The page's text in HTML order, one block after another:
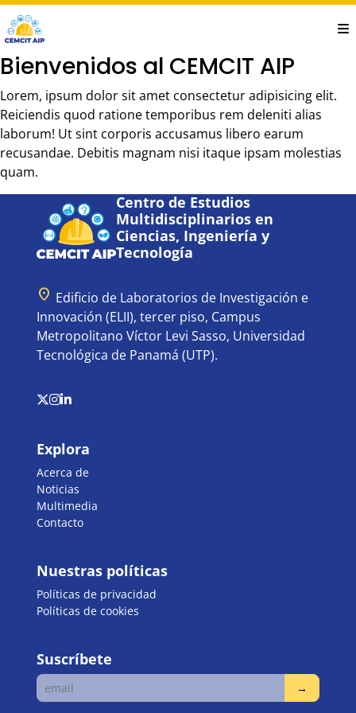
Saltar
al
contenido
principal
Bienvenidos al CEMCIT AIP
Lorem, ipsum dolor sit amet consectetur adipisicing elit.
Reiciendis quod ratione temporibus rem deleniti alias
laborum! Ut sint corporis accusamus libero earum
recusandae. Debitis magnam nisi itaque ipsam molestias
quam.
Centro de Estudios
Multidisciplinarios en
Ciencias, Ingeniería y
Tecnología
location_on Edificio de Laboratorios de Investigación e
Innovación (ELII), tercer piso, Campus
Metropolitano Víctor Levi Sasso, Universidad
Tecnológica de Panamá (UTP).
Explora
Acerca de
Noticias
Multimedia
Contacto
Nuestras políticas
Políticas de privacidad
Políticas de cookies
Suscríbete